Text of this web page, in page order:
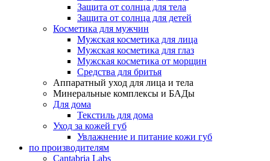
Защита от солнца для тела
Защита от солнца для детей
Косметика для мужчин
Мужская косметика для лица
Мужская косметика для глаз
Мужская косметика от морщин
Средства для бритья
Аппаратный уход для лица и тела
Минеральные комплексы и БАДы
Для дома
Текстиль для дома
Уход за кожей губ
Увлажнение и питание кожи губ
по производителям
Cantabria Labs